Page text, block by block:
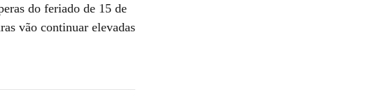
do feriado de 15 de
vão continuar elevadas